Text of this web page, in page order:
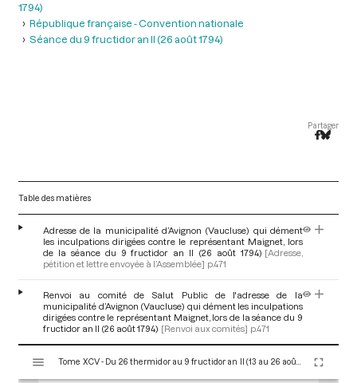
1794)
République française - Convention nationale
Séance du 9 fructidor an II (26 août 1794)
Partager
Table des matières
Adresse de la municipalité d’Avignon (Vaucluse) qui dément
les inculpations dirigées contre le représentant Maignet, lors
de la séance du 9 fructidor an II (26 août 1794) [Adresse,
pétition et lettre envoyée à l’Assemblée] p.471
Renvoi au comité de Salut Public de l'adresse de la
municipalité d’Avignon (Vaucluse) qui dément les inculpations
dirigées contre le représentant Maignet, lors de la séance du 9
fructidor an II (26 août 1794) [Renvoi aux comités] p.471